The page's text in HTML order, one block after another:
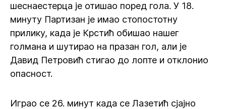
шеснаестерца је отишао поред гола. У 18.
минуту Партизан је имао стопостотну
прилику, када је Крстић обишао нашег
голмана и шутирао на празан гол, али је
Давид Петровић стигао до лопте и отклонио
опасност.
Играо се 26. минут када се Лазетић сјајно